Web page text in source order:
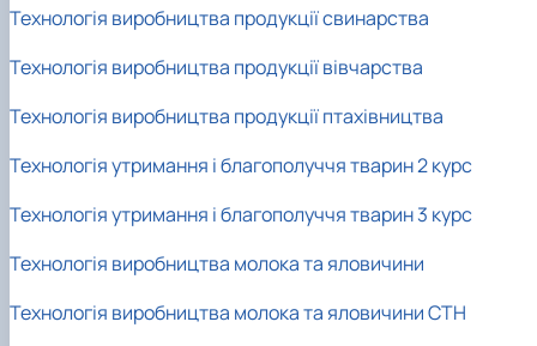
Технологія виробництва продукції свинарства
Технологія виробництва продукції вівчарства
Технологія виробництва продукції птахівництва
Технологія утримання і благополуччя тварин 2 курс
Технологія утримання і благополуччя тварин 3 курс
Технологія виробництва молока та яловичини
Технологія виробництва молока та яловичини СТН